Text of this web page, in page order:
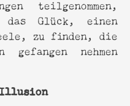
teilgenommen,
Glück, einen
zu finden, die
gefangen nehmen
Illusion